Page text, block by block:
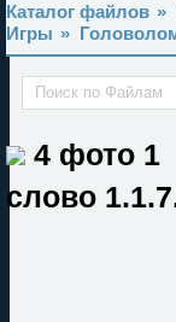
Каталог файлов »
Игры »
4 фото 1
слово